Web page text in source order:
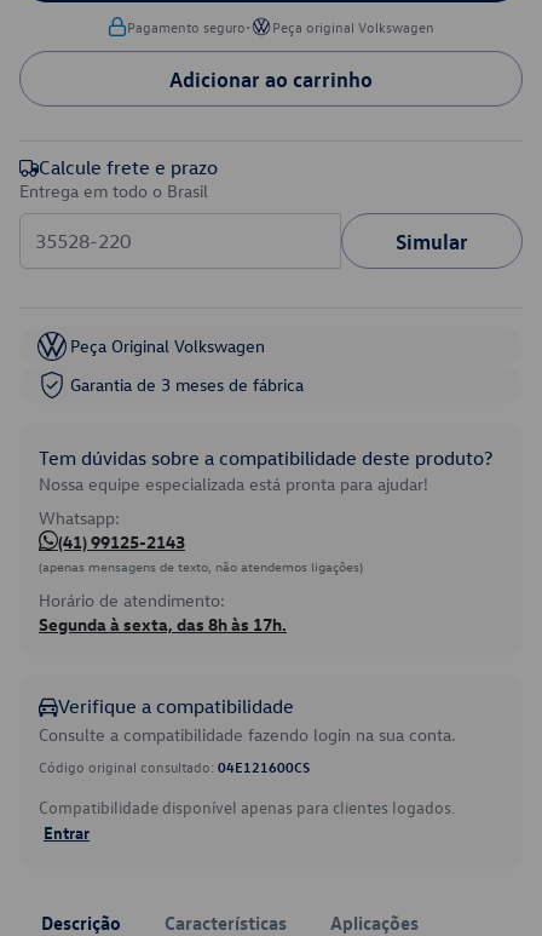
Pagamento seguro• Peça original Volkswagen
Adicionar ao carrinho
Calcule frete e prazo
Entrega em todo o Brasil
Simular
Peça Original Volkswagen
Garantia de 3 meses de fábrica
Tem dúvidas sobre a compatibilidade deste produto?
Nossa equipe especializada está pronta para ajudar!
Whatsapp:
(41) 99125-2143
(apenas mensagens de texto, não atendemos ligações)
Horário de atendimento:
Segunda à sexta, das 8h às 17h.
Verifique a compatibilidade
Consulte a compatibilidade fazendo login na sua conta.
Código original consultado: 04E121600CS
Compatibilidade disponível apenas para clientes logados.
Entrar
Descrição Características Aplicações